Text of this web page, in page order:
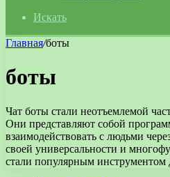
Искать
Главная/боты
боты
Чат боты стали неотъемлемой
Они представляют собой
взаимодействовать с людьми
своей универсальности и
стали популярным